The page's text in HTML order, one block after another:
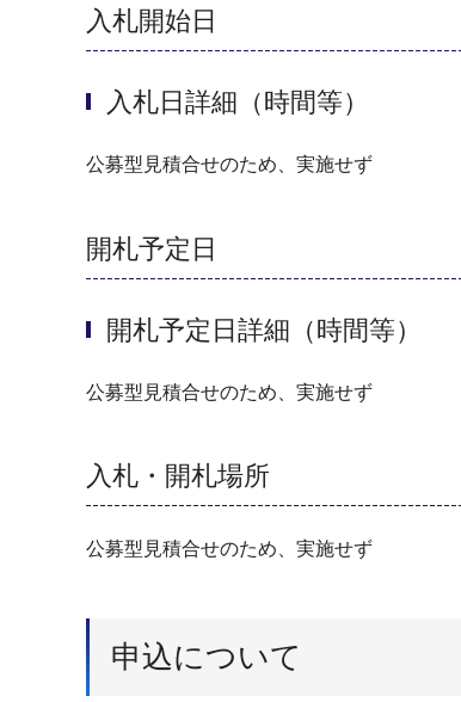
入札開始日
入札日詳細（時間等）
公募型見積合せのため、実施せず
開札予定日
開札予定日詳細（時間等）
公募型見積合せのため、実施せず
入札・開札場所
公募型見積合せのため、実施せず
申込について